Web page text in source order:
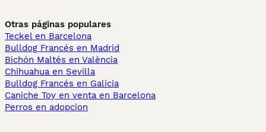
Otras páginas populares
Teckel en Barcelona
Bulldog Francés en Madrid
Bichón Maltés en València
Chihuahua en Sevilla
Bulldog Francés en Galicia
Caniche Toy en venta en Barcelona
Perros en adopcion